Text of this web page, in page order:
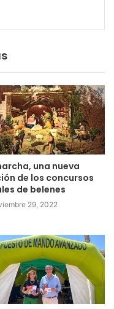
una nueva
de los concursos
de belenes
29, 2022